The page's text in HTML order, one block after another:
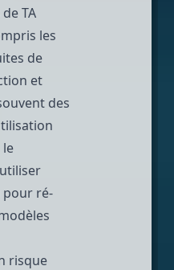
TA
les
de
et
des
ré-
risque